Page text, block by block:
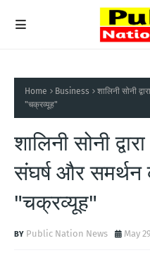
Home Business
शालिनी सोनी
"चक्रव्यूह"
शालिनी सोनी
संघर्ष और समर्थन
"चक्रव्यूह"
Public Nation News May